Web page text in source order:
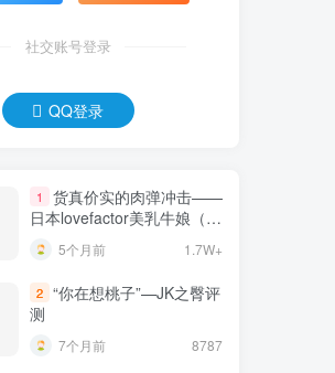
社交账号登录
QQ登录
1
货真价实的肉弹冲击——
日本lovefactor美乳牛娘（大
副标题]5个月前 1.7W+
2 “你在想桃子”—JK之臀评
测
7个月前 8787